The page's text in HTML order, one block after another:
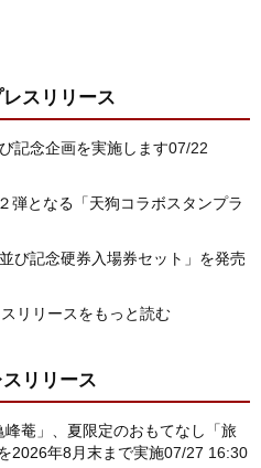
スリリース
記念企画を実施します07/22
弾となる「天狗コラボスタンプラ
び記念硬券入場券セット」を発売
リリースをもっと読む
リリース
菴」、夏限定のおもてなし「旅
2026年8月末まで実施07/27 16:30